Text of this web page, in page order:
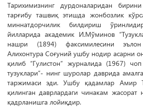
Тарихимизнинг дурдоналаридан
тарғибу ташвиқ этишда жонбозлик
миннатдорчилик билдириш
йилларида академик И.Мўминов
нашри (1894) факсимилесини
Алихонтура Соғуний ушбу нодир асарни
қилиб “Гулистон” журналида (1967)
тузуклари”- нинг шуролар даврида
таржимаси эди. Ушбу қадамлар Амир
қилинган даврлардаги чинакам жасорат
қадрланишга лойиқдир.